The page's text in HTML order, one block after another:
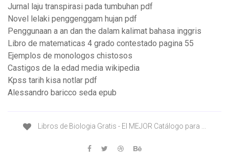
Jurnal laju transpirasi pada tumbuhan pdf
Novel lelaki penggenggam hujan pdf
Penggunaan a an dan the dalam kalimat bahasa inggris
Libro de matematicas 4 grado contestado pagina 55
Ejemplos de monologos chistosos
Castigos de la edad media wikipedia
Kpss tarih kisa notlar pdf
Alessandro baricco seda epub
Libros de Biologia Gratis - El MEJOR Catálogo para ...